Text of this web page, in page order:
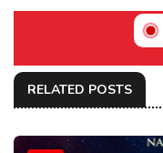
RELATED POSTS